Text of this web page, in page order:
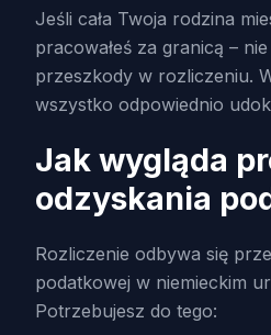
Jeśli cała Twoja rodzina
pracowałeś za granicą –
przeszkody w rozliczeniu.
wszystko odpowiednio
Jak wygląda
odzyskania
Rozliczenie odbywa się
podatkowej w niemieckim
Potrzebujesz do tego: